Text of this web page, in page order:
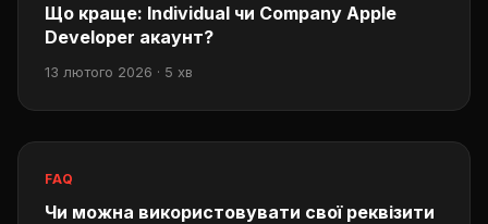
Що краще: Individual чи Company Apple
Developer акаунт?
13 лютого 2026 · 5 хв
FAQ
Чи можна використовувати свої реквізити